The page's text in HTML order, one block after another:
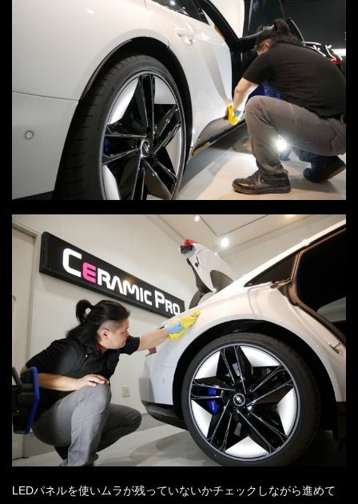
LEDパネルを使いムラが残っていないかチェックしながら進めて